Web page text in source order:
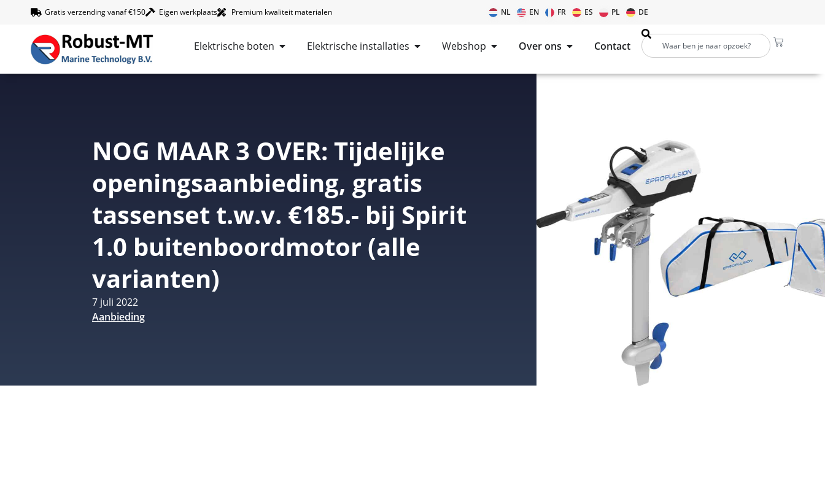
Gratis verzending vanaf €150 Eigen werkplaats Premium kwaliteit materialen NL EN FR ES PL DE
Elektrische boten Elektrische installaties Webshop Over ons Contact
NOG MAAR 3 OVER: Tijdelijke
openingsaanbieding, gratis
tassenset t.w.v. €185.- bij Spirit
1.0 buitenboordmotor (alle
varianten)
7 juli 2022
Aanbieding